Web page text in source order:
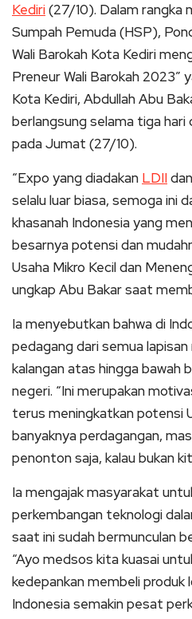
Kediri(27/10). Dalam rangka
Sumpah Pemuda (HSP),
Wali Barokah Kota Kediri
Preneur Wali Barokah 2023”
Kota Kediri, Abdullah Abu
berlangsung selama tiga hari
pada Jumat (27/10).
“Expo yang diadakan LDII
selalu luar biasa, semoga ini
khasanah Indonesia yang
besarnya potensi dan
Usaha Mikro Kecil dan
ungkap Abu Bakar saat
Ia menyebutkan bahwa di
pedagang dari semua
kalangan atas hingga bawah
negeri. “Ini merupakan
terus meningkatkan potensi
banyaknya perdagangan,
penonton saja, kalau bukan
Ia mengajak masyarakat
perkembangan teknologi
saat ini sudah bermunculan
“Ayo medsos kita kuasai
kedepankan membeli produk
Indonesia semakin pesat